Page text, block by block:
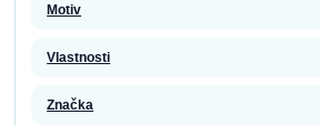
Motiv
Vlastnosti
Značka